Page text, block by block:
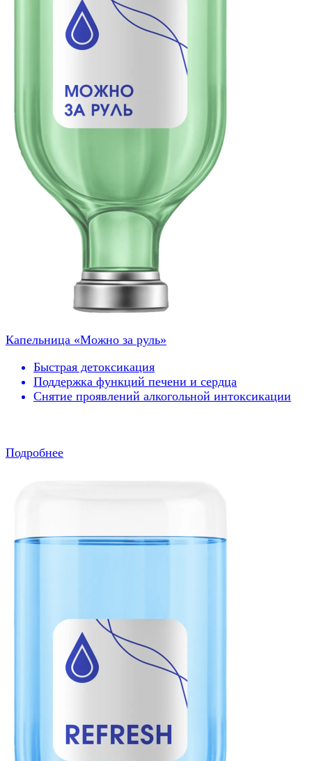
Капельница «Можно за руль»
Быстрая детоксикация
Поддержка функций печени и сердца
Снятие проявлений алкогольной интоксикации
Подробнее